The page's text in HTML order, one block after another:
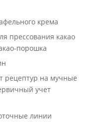
крема
прессования какао
порошка
рецептур на мучные
учет
линии